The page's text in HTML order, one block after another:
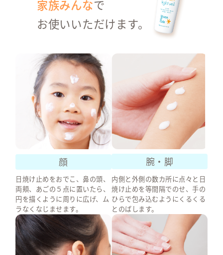
UV-A・UV-Bはもちろん
ロングUV-Aやブルーラ
お湯や
お風呂でス